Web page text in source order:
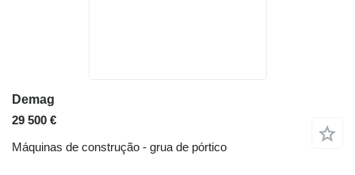
Demag
29 500 €
Máquinas de construção - grua de pórtico